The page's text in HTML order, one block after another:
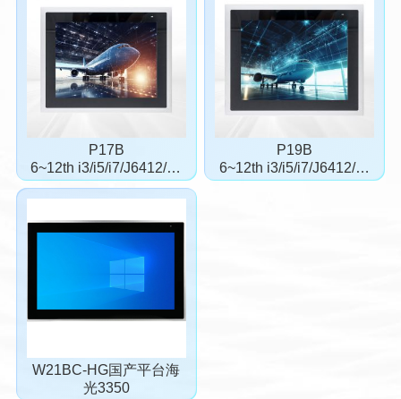
P17B
6~12th i3/i5/i7/J6412/J1
900
P19B
6~12th i3/i5/i7/J6412/J1
900
W21BC-HG国产平台海
光3350